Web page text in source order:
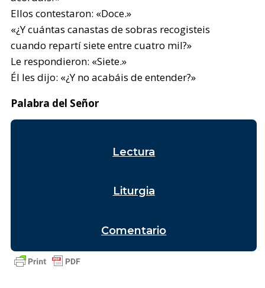
Ellos contestaron: «Doce.»
«¿Y cuántas canastas de sobras recogisteis
cuando repartí siete entre cuatro mil?»
Le respondieron: «Siete.»
Él les dijo: «¿Y no acabáis de entender?»
Palabra del Señor
Lectura
Liturgia
Comentario